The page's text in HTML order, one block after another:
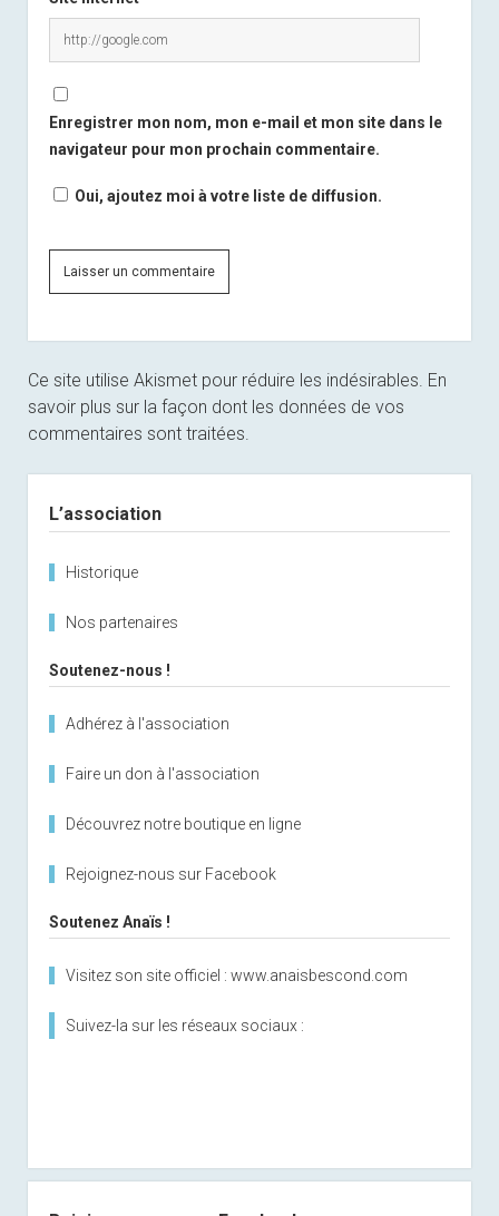
Enregistrer mon nom, mon e-mail et mon site dans le
navigateur pour mon prochain commentaire.
Oui, ajoutez moi à votre liste de diffusion.
Ce site utilise Akismet pour réduire les indésirables. En
savoir plus sur la façon dont les données de vos
commentaires sont traitées.
L’association
Historique
Nos partenaires
Soutenez-nous !
Adhérez à l'association
Faire un don à l'association
Découvrez notre boutique en ligne
Rejoignez-nous sur Facebook
Soutenez Anaïs !
Visitez son site officiel : www.anaisbescond.com
Suivez-la sur les réseaux sociaux :